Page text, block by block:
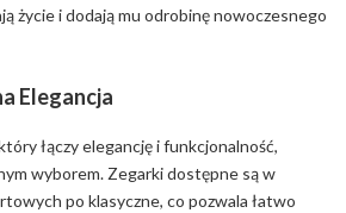
życie i dodają mu odrobinę nowoczesnego
Elegancja
łączy elegancję i funkcjonalność,
wyborem. Zegarki dostępne są w
po klasyczne, co pozwala łatwo